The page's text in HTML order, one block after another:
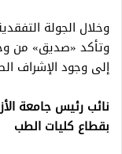
وخلال الجولة
وتأكد «صديق» من
إلى وجود الإشراف
نائب رئيس جامعة
بقطاع كليات الطب